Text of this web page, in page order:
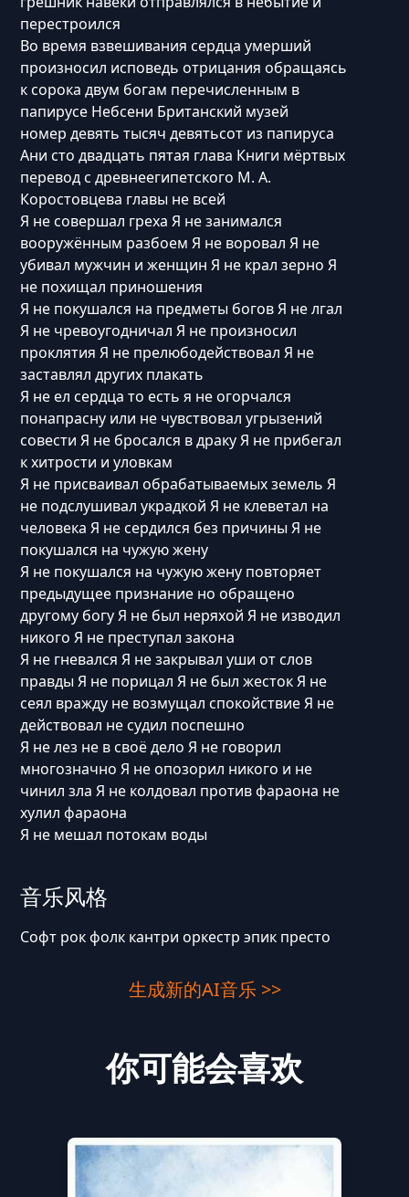
перестроился
Во время взвешивания сердца умерший
произносил исповедь отрицания обращаясь
к сорока двум богам перечисленным в
папирусе Небсени Британский музей
номер девять тысяч девятьсот из папируса
Ани сто двадцать пятая глава Книги мёртвых
перевод с древнеегипетского М. А.
Коростовцева главы не всей
Я не совершал греха Я не занимался
вооружённым разбоем Я не воровал Я не
убивал мужчин и женщин Я не крал зерно Я
не похищал приношения
Я не покушался на предметы богов Я не лгал
Я не чревоугодничал Я не произносил
проклятия Я не прелюбодействовал Я не
заставлял других плакать
Я не ел сердца то есть я не огорчался
понапрасну или не чувствовал угрызений
совести Я не бросался в драку Я не прибегал
к хитрости и уловкам
Я не присваивал обрабатываемых земель Я
не подслушивал украдкой Я не клеветал на
человека Я не сердился без причины Я не
покушался на чужую жену
Я не покушался на чужую жену повторяет
предыдущее признание но обращено
другому богу Я не был неряхой Я не изводил
никого Я не преступал закона
Я не гневался Я не закрывал уши от слов
правды Я не порицал Я не был жесток Я не
сеял вражду не возмущал спокойствие Я не
действовал не судил поспешно
Я не лез не в своё дело Я не говорил
многозначно Я не опозорил никого и не
чинил зла Я не колдовал против фараона не
хулил фараона
Я не мешал потокам воды
音乐风格
Софт рок фолк кантри оркестр эпик престо
生成新的AI音乐 >>
你可能会喜欢